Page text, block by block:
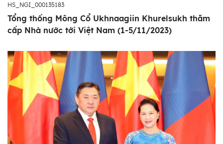
HS_NGI_000135183
Tổng thống Mông Cổ Ukhnaagiin Khurelsukh thăm
cấp Nhà nước tới Việt Nam (1-5/11/2023)